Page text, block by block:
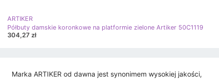
ARTIKER
Półbuty damskie koronkowe na platformie zielone Artiker 50C1119
304,27 zł
Marka ARTIKER od dawna jest synonimem wysokiej jakości,